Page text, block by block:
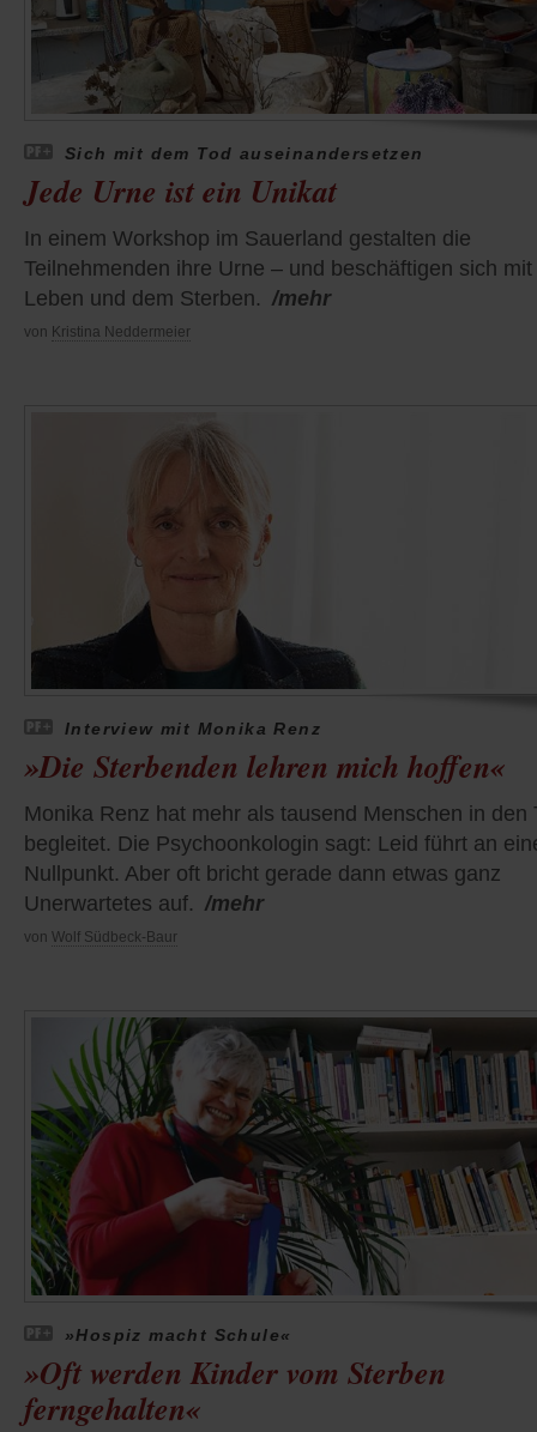
Sich mit dem Tod auseinandersetzen
Jede Urne ist ein Unikat
In einem Workshop im Sauerland gestalten die
Teilnehmenden ihre Urne – und beschäftigen sich
Leben und dem Sterben. /mehr
von Kristina Neddermeier
Interview mit Monika Renz
»Die Sterbenden lehren mich hoffen«
Monika Renz hat mehr als tausend Menschen in den
begleitet. Die Psychoonkologin sagt: Leid führt an
Nullpunkt. Aber oft bricht gerade dann etwas ganz
Unerwartetes auf. /mehr
von Wolf Südbeck-Baur
»Hospiz macht Schule«
»Oft werden Kinder vom Sterben
ferngehalten«